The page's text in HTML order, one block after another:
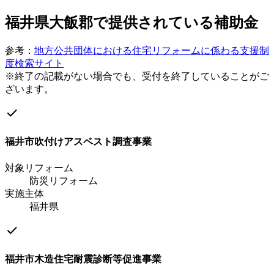
福井県大飯郡で提供されている補助金
参考： 地方公共団体における住宅リフォームに係わる支援制
度検索サイト
※終了の記載がない場合でも、受付を終了していることがご
ざいます。
check
福井市吹付けアスベスト調査事業
対象リフォーム
防災リフォーム
実施主体
福井県
check
福井市木造住宅耐震診断等促進事業